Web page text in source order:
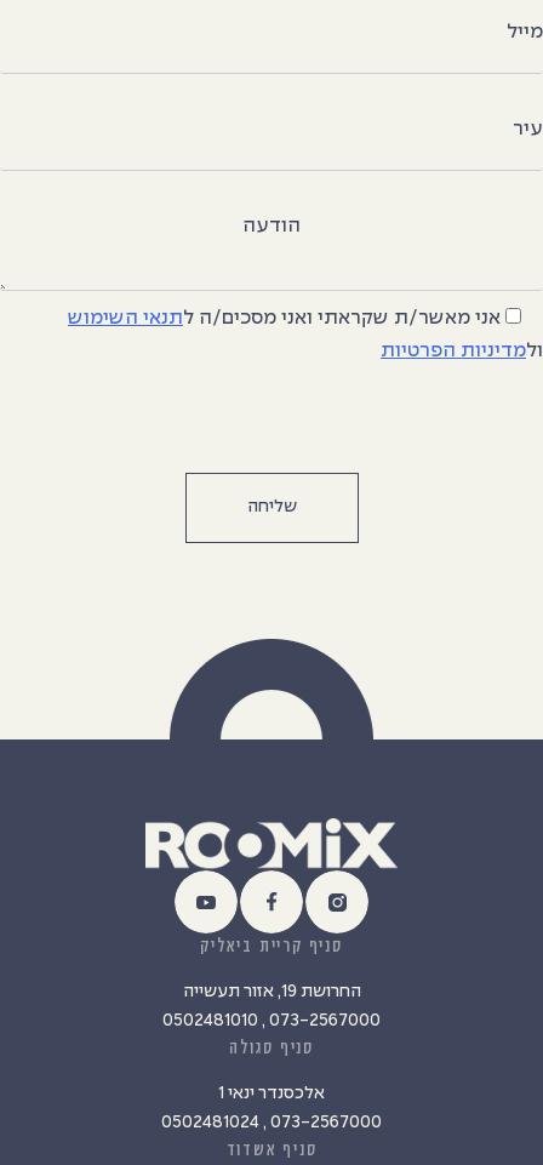
מייל
עיר
הודעה
אני מאשר/ת שקראתי ואני מסכים/ה לתנאי השימוש
ולמדיניות הפרטיות
סניף קריית ביאליק
החרושת 19, אזור תעשייה
073-2567000 , 0502481010
סניף סגולה
אלכסנדר ינאי 1
073-2567000 , 0502481024
סניף אשדוד